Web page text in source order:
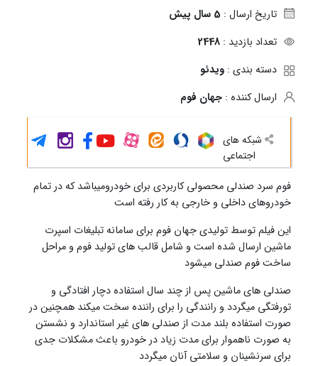
تاریخ ارسال : 5 سال پیش
تعداد بازدید : 2448
دسته بندی : ویدئو
ارسال کننده : جهان فوم
شبکه های
اجتماعی
فوم سرد صندلی محصولی کاربردی برای خودرومیباشد که در تمام
خودروهای داخلی و خارجی به کار رفته است
این فیلم توسط تولیدی جهان فوم برای سامانه تبلیغات اسپرت
ماشین ارسال شده است و شامل قالب های تولید فوم و مراحل
ساخت فوم صندلی میشود
صندلی های ماشین پس از چند سال استفاده دچار افتادگی و
تورفتگی میگردد و رانندگی را برای راننده سخت میکند همچنین در
صورت استفاده بلند مدت از صندلی های غیر استاندارد و نشستن
به صورت ناهموار برای مدت زیاد در خودرو باعث مشکلات جدی
برای سرنشینان و سلامتی آنان میگردد